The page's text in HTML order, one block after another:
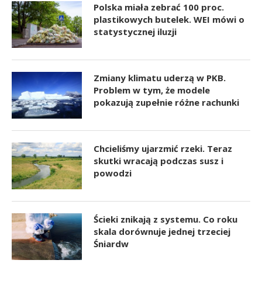
Polska miała zebrać 100 proc.
plastikowych butelek. WEI mówi o
statystycznej iluzji
Zmiany klimatu uderzą w PKB.
Problem w tym, że modele
pokazują zupełnie różne rachunki
Chcieliśmy ujarzmić rzeki. Teraz
skutki wracają podczas susz i
powodzi
Ścieki znikają z systemu. Co roku
skala dorównuje jednej trzeciej
Śniardw